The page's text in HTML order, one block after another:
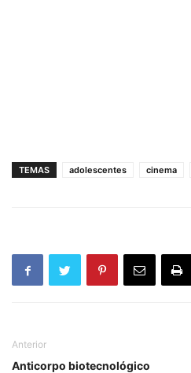
TEMAS adolescentes cinema
Anterior
Anticorpo biotecnológico